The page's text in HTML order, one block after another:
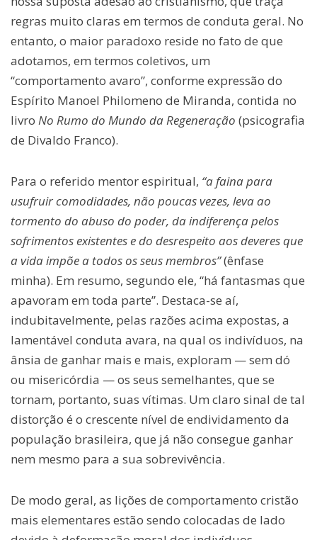
regras muito claras em termos de conduta geral. No
entanto, o maior paradoxo reside no fato de que
adotamos, em termos coletivos, um
“comportamento avaro”, conforme expressão do
Espírito Manoel Philomeno de Miranda, contida no
livro No Rumo do Mundo da Regeneração (psicografia
de Divaldo Franco).
Para o referido mentor espiritual, “a faina para
usufruir comodidades, não poucas vezes, leva ao
tormento do abuso do poder, da indiferença pelos
sofrimentos existentes e do desrespeito aos deveres que
a vida impõe a todos os seus membros”(ênfase
minha). Em resumo, segundo ele, “há fantasmas que
apavoram em toda parte”. Destaca-se aí,
indubitavelmente, pelas razões acima expostas, a
lamentável conduta avara, na qual os indivíduos, na
ânsia de ganhar mais e mais, exploram — sem dó
ou misericórdia — os seus semelhantes, que se
tornam, portanto, suas vítimas. Um claro sinal de tal
distorção é o crescente nível de endividamento da
população brasileira, que já não consegue ganhar
nem mesmo para a sua sobrevivência.
De modo geral, as lições de comportamento cristão
mais elementares estão sendo colocadas de lado